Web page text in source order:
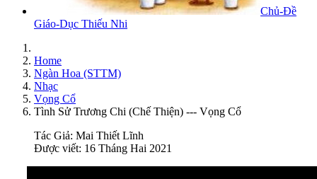
Chủ-Đề
Giáo-Dục Thiếu Nhi
Home
Ngàn Hoa (STTM)
Nhạc
Vọng Cổ
Tình Sử Trương Chi (Chế Thiện) --- Vọng Cổ
Tác Giả: Mai Thiết Lĩnh
Được viết: 16 Tháng Hai 2021